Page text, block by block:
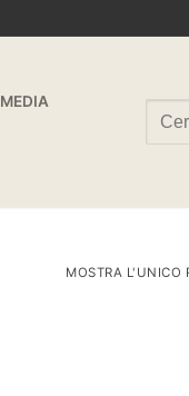
MEDIA
MOSTRA L'UNICO